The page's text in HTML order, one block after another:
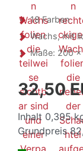
18 Farben
Wachs, mit
Maße: 200
32,50
Inhalt 0,395
Grundpreis